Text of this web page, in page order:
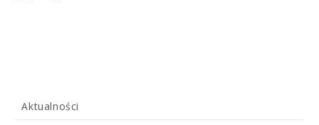
Aktualności